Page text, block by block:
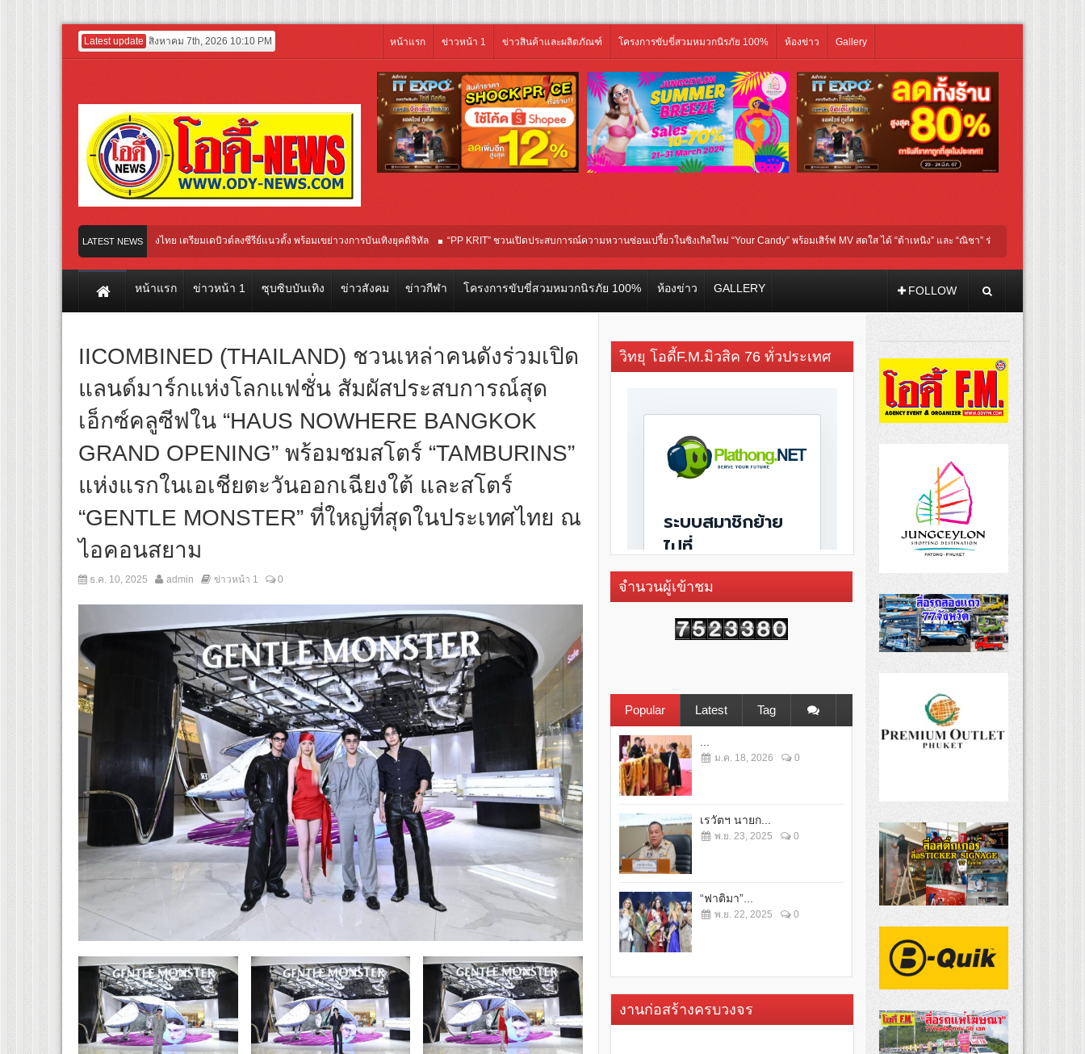
Latest update สิงหาคม 7th, 2026 10:10 PM หน้าแรก ข่าวหน้า 1 ข่าวสินค้าและผลิตภัณฑ์ โครงการขับขี่สวมหมวกนิรภัย 100% ห้องข่าว Gallery
LATEST NEWS
พระ-นาง AI” คู่แรกของไทย เตรียมเดบิวต์ลงซีรีย์แนวตั้ง พร้อมเขย่าวงการบันเทิงยุคดิจิทัล “PP KRIT” ชวนเปิดประสบการณ์ความหวานซ่อนเปรี้ยวในซิงเกิลใหม่ “Your Candy” พร้อมเสิร์ฟ MV สดใส ได้ “ต้าเหนิง” และ “ณิชา” ร่วมเติมสีสัน โชกุบุสซึ โฉมใหม่
หน้าแรก ข่าวหน้า 1 ซุบซิบบันเทิง ข่าวสังคม ข่าวกีฬา โครงการขับขี่สวมหมวกนิรภัย 100% ห้องข่าว GALLERY FOLLOW
IICOMBINED (THAILAND) ชวนเหล่าคนดังร่วมเปิด
แลนด์มาร์กแห่งโลกแฟชั่น สัมผัสประสบการณ์สุด
เอ็กซ์คลูซีฟใน “HAUS NOWHERE BANGKOK
GRAND OPENING” พร้อมชมสโตร์ “TAMBURINS”
แห่งแรกในเอเชียตะวันออกเฉียงใต้ และสโตร์
“GENTLE MONSTER” ที่ใหญ่ที่สุดในประเทศไทย ณ
ไอคอนสยาม
ธ.ค. 10, 2025 admin ข่าวหน้า 1 0
วิทยุ โอดี้F.M.มิวสิค 76 ทั่วประเทศ
จำนวนผู้เข้าชม
Popular Latest Tag
ม.ค. 18, 2026 0
เรวัตฯ นายก...
พ.ย. 23, 2025 0
“ฟาติมา”...
พ.ย. 22, 2025 0
งานก่อสร้างครบวงจร